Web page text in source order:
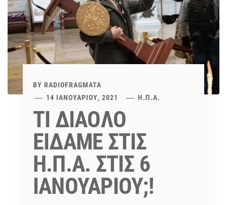
BY RADIOFRAGMATA
14 ΙΑΝΟΥΑΡΊΟΥ, 2021
Η.Π.Α.
ΤΙ ΔΙΑΟΛΟ
ΕΙΔΑΜΕ ΣΤΙΣ
Η.Π.Α. ΣΤΙΣ 6
ΙΑΝΟΥΑΡΙΟΥ;!